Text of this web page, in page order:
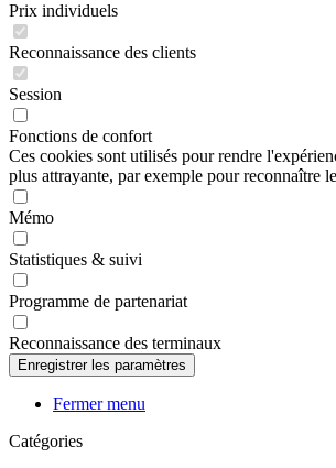
Prix individuels
Reconnaissance des clients
Session
Fonctions de confort
Ces cookies sont utilisés pour rendre
plus attrayante, par exemple pour reconnaître
Mémo
Statistiques & suivi
Programme de partenariat
Reconnaissance des terminaux
Fermer menu
Catégories